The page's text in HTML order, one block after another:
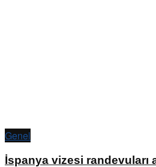
Genel
İspanya vizesi randevuları